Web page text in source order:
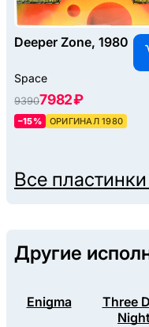
Deeper Zone, 1980
Space
93907982 ₽
–15% ОРИГИНАЛ 1980
Все пластинки
Другие
Enigma
Three